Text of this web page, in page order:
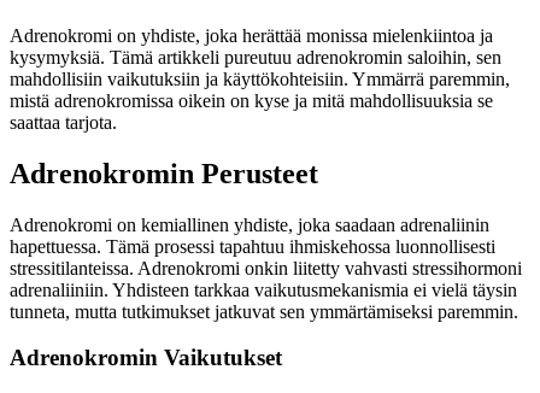
Adrenokromi on yhdiste, joka herättää monissa mielenkiintoa ja
kysymyksiä. Tämä artikkeli pureutuu adrenokromin saloihin, sen
mahdollisiin vaikutuksiin ja käyttökohteisiin. Ymmärrä paremmin,
mistä adrenokromissa oikein on kyse ja mitä mahdollisuuksia se
saattaa tarjota.
Adrenokromin Perusteet
Adrenokromi on kemiallinen yhdiste, joka saadaan adrenaliinin
hapettuessa. Tämä prosessi tapahtuu ihmiskehossa luonnollisesti
stressitilanteissa. Adrenokromi onkin liitetty vahvasti stressihormoni
adrenaliiniin. Yhdisteen tarkkaa vaikutusmekanismia ei vielä täysin
tunneta, mutta tutkimukset jatkuvat sen ymmärtämiseksi paremmin.
Adrenokromin Vaikutukset